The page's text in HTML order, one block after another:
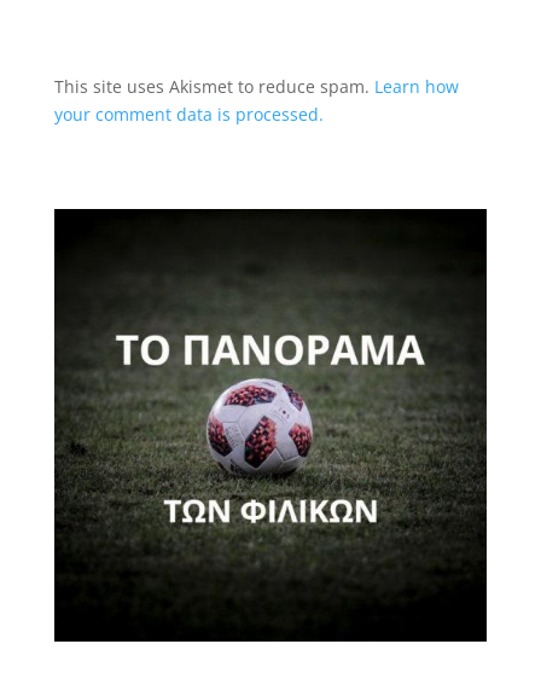
This site uses Akismet to reduce spam. Learn how
your comment data is processed.